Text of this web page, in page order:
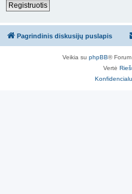
Registruotis
Pagrindinis diskusijų puslapis
Veikia su phpBB®
Vertė